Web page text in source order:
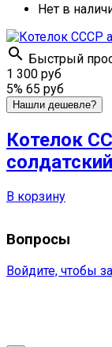
Нет в
 Быстрый
1 300 руб
5% 65 руб
Нашли дешевле?
Котелок
солдатский
В корзину
Вопросы
Войдите, чтобы